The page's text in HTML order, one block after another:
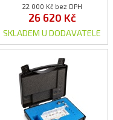
22 000 Kč bez DPH
26 620 Kč
SKLADEM U DODAVATELE